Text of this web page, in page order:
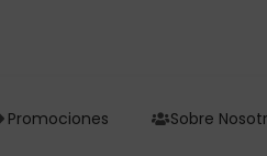
Promociones Sobre